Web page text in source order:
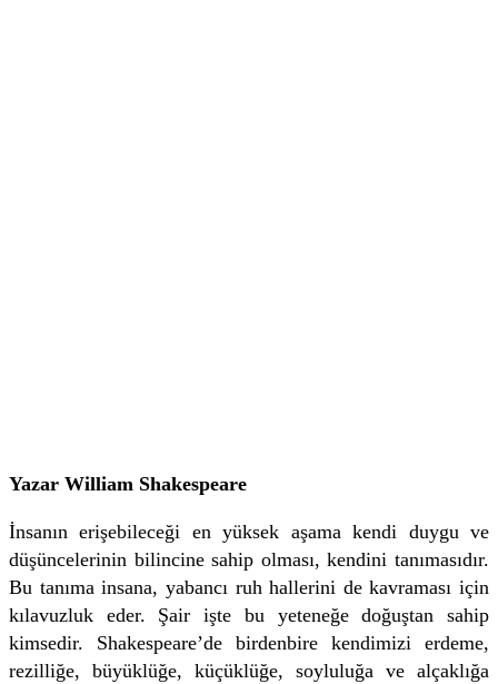
Yazar William Shakespeare
İnsanın erişebileceği en yüksek aşama kendi duygu ve
düşüncelerinin bilincine sahip olması, kendini tanımasıdır.
Bu tanıma insana, yabancı ruh hallerini de kavraması için
kılavuzluk eder. Şair işte bu yeteneğe doğuştan sahip
kimsedir. Shakespeare’de birdenbire kendimizi erdeme,
rezilliğe, büyüklüğe, küçüklüğe, soyluluğa ve alçaklığa